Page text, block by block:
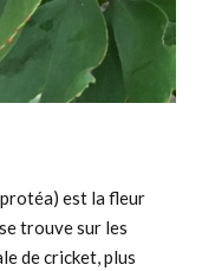
est la fleur
trouve sur les
de cricket, plus